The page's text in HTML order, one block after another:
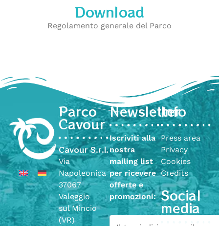
Download
Regolamento generale del Parco
Parco
Cavour
Cavour S.r.l.
Via
Napoleonica
37067
Valeggio
sul Mincio
(VR)
Newsletter
Iscriviti alla
nostra
mailing list
per ricevere
offerte e
promozioni:
Info
Press area
Privacy
Cookies
Credits
Social
media